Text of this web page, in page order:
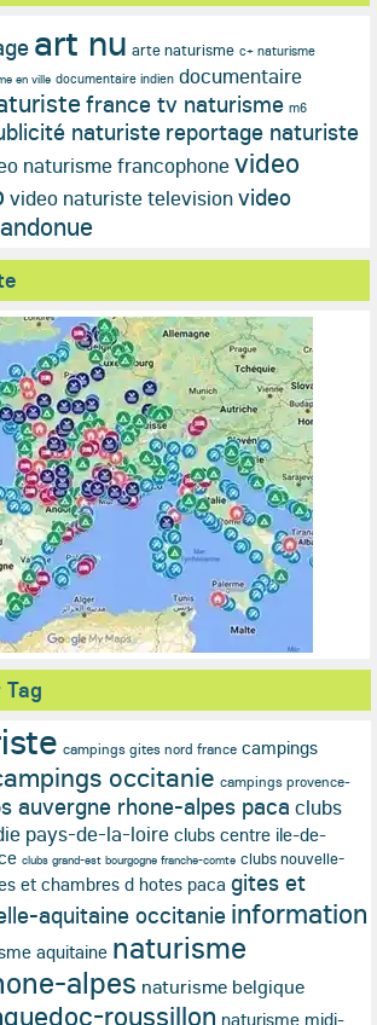
art nu arte naturisme c+ naturisme
en ville documentaire indien documentaire
france tv naturisme m6
naturiste reportage naturiste
naturisme francophonevideo
video naturiste televisionvideo
campings gites nord france campings
occitanie campings provence-
auvergne rhone-alpes paca clubs
pays-de-la-loire clubs centre ile-de-
clubs grand-est bourgogne franche-comte clubs nouvelle-
et chambres d hotes paca gites et
aquitaine occitanie information
aquitaine naturisme
alpes naturisme belgique
roussillon naturisme midi-